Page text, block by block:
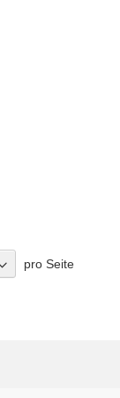
pro Seite